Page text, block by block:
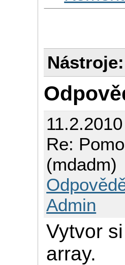
Nástroje:
Re:
(mdadm)
Admin
Vytvor
array.